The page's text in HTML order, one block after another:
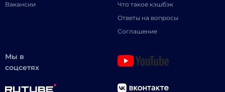
Вакансии
Что такое кэшбэк
Ответы на вопросы
Соглашение
Мы в
соцсетях